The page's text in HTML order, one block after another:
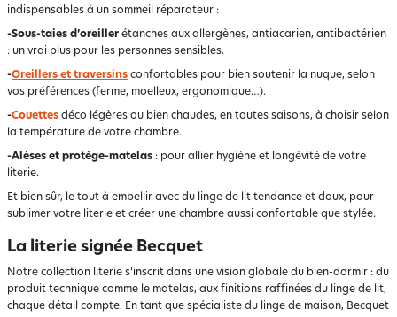
indispensables à un sommeil réparateur :
-Sous-taies d’oreiller étanches aux allergènes, antiacarien, antibactérien
: un vrai plus pour les personnes sensibles.
-Oreillers et traversins confortables pour bien soutenir la nuque, selon
vos préférences (ferme, moelleux, ergonomique…).
-Couettes déco légères ou bien chaudes, en toutes saisons, à choisir selon
la température de votre chambre.
-Alèses et protège-matelas : pour allier hygiène et longévité de votre
literie.
Et bien sûr, le tout à embellir avec du linge de lit tendance et doux, pour
sublimer votre literie et créer une chambre aussi confortable que stylée.
La literie signée Becquet
Notre collection literie s’inscrit dans une vision globale du bien-dormir : du
produit technique comme le matelas, aux finitions raffinées du linge de lit,
chaque détail compte. En tant que spécialiste du linge de maison, Becquet